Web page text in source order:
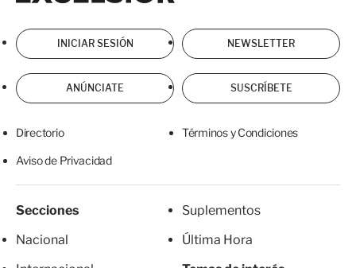
INICIAR SESIÓN NEWSLETTER
ANÚNCIATE SUSCRÍBETE
Directorio Términos y Condiciones
Aviso de Privacidad
Secciones
Nacional
Suplementos
Última Hora